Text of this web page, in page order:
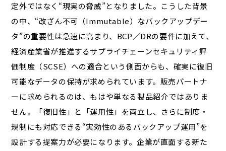
定外ではなく“現実の脅威”となりました。こうした背景
の中、“改ざん不可（Immutable）なバックアップデー
タ”の重要性は急速に高まり、BCP／DRの要件に加えて、
経済産業省が推進するサプライチェーンセキュリティ評
価制度（SCSE）への適合という側面からも、確実に復旧
可能なデータの保持が求められています。販売パートナ
ーに求められるのは、もはや単なる製品紹介ではありま
せん。「復旧性」と「運用性」を両立し、さらに制度・
規制にも対応できる“実効性のあるバックアップ運用”を
設計する提案力が必要になります。企業が直面する新た